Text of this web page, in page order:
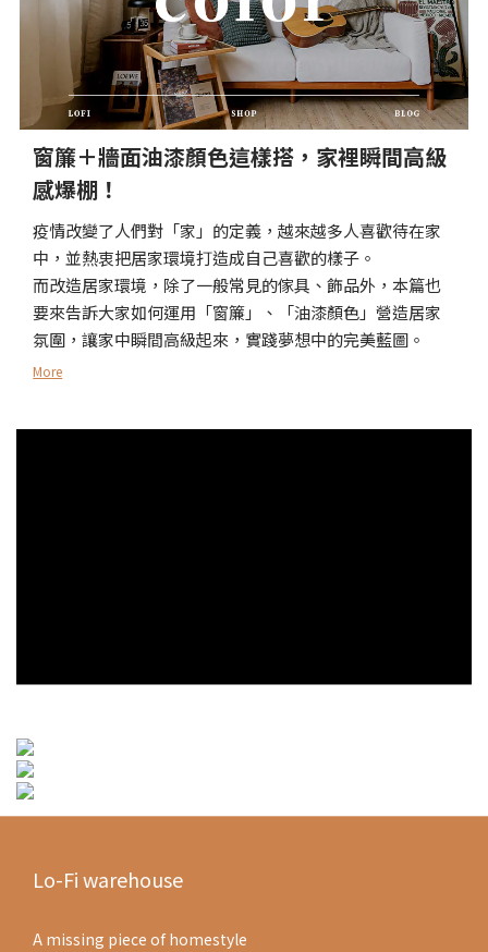
窗簾＋牆面油漆顏色這樣搭，家裡瞬間高級
感爆棚！
疫情改變了人們對「家」的定義，越來越多人喜歡待在家
中，並熱衷把居家環境打造成自己喜歡的樣子。
而改造居家環境，除了一般常見的傢具、飾品外，本篇也
要來告訴大家如何運用「窗簾」、「油漆顏色」營造居家
氛圍，讓家中瞬間高級起來，實踐夢想中的完美藍圖。
More
地板文章
Lo-Fi warehouse
A missing piece of homestyle